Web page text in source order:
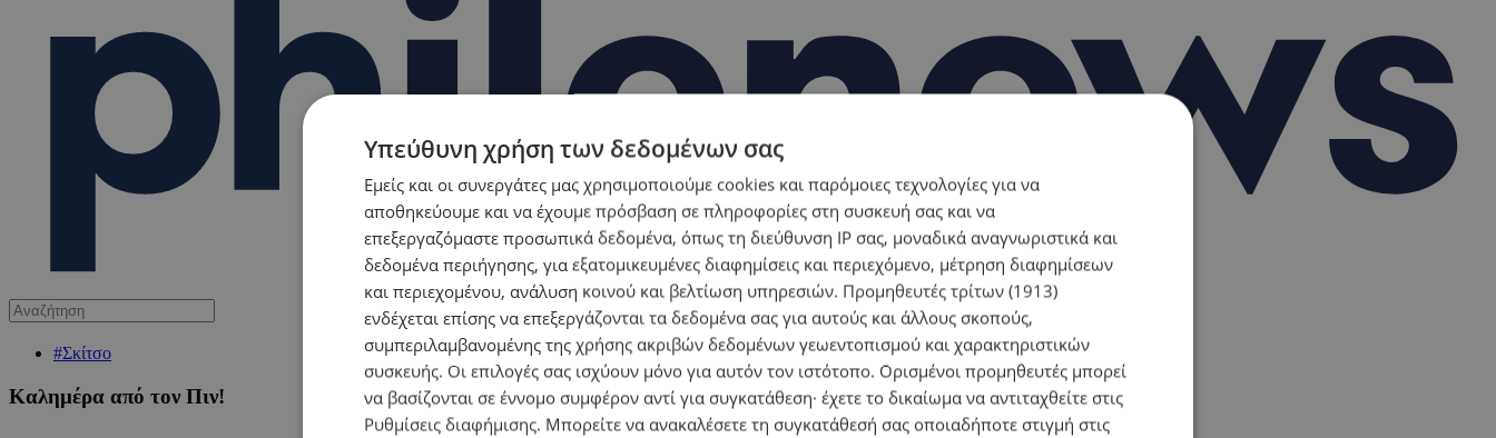
#Σκίτσο
Καλημέρα από τον Πιν!
Υπεύθυνη χρήση των δεδομένων σας
Εμείς και οι συνεργάτες μας χρησιμοποιούμε cookies και παρόμοιες τεχνολογίες για να
αποθηκεύουμε και να έχουμε πρόσβαση σε πληροφορίες στη συσκευή σας και να
επεξεργαζόμαστε προσωπικά δεδομένα, όπως τη διεύθυνση IP σας, μοναδικά αναγνωριστικά και
δεδομένα περιήγησης, για εξατομικευμένες διαφημίσεις και περιεχόμενο, μέτρηση διαφημίσεων
και περιεχομένου, ανάλυση κοινού και βελτίωση υπηρεσιών. Προμηθευτές τρίτων (1913)
ενδέχεται επίσης να επεξεργάζονται τα δεδομένα σας για αυτούς και άλλους σκοπούς,
συμπεριλαμβανομένης της χρήσης ακριβών δεδομένων γεωεντοπισμού και χαρακτηριστικών
συσκευής. Οι επιλογές σας ισχύουν μόνο για αυτόν τον ιστότοπο. Ορισμένοι προμηθευτές μπορεί
να βασίζονται σε έννομο συμφέρον αντί για συγκατάθεση· έχετε το δικαίωμα να αντιταχθείτε στις
Ρυθμίσεις διαφήμισης. Μπορείτε να ανακαλέσετε τη συγκατάθεσή σας οποιαδήποτε στιγμή στις